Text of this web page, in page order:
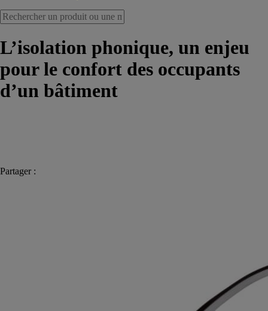
L’isolation phonique, un enjeu
pour le confort des occupants
d’un bâtiment
Partager :